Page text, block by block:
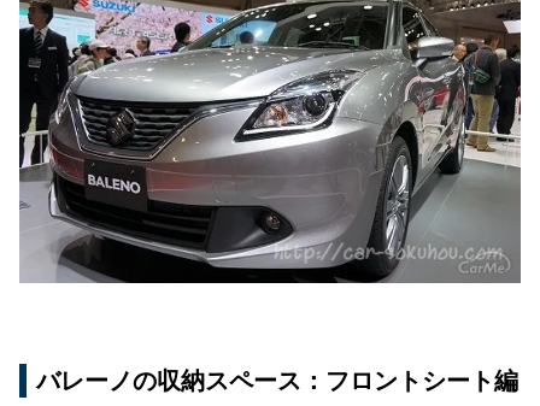
バレーノの収納スペース：フロントシート編